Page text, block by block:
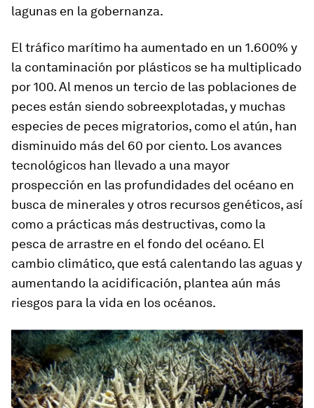
lagunas en la gobernanza.
El tráfico marítimo ha aumentado en un 1.600% y
la contaminación por plásticos se ha multiplicado
por 100. Al menos un tercio de las poblaciones de
peces están siendo sobreexplotadas, y muchas
especies de peces migratorios, como el atún, han
disminuido más del 60 por ciento. Los avances
tecnológicos han llevado a una mayor
prospección en las profundidades del océano en
busca de minerales y otros recursos genéticos, así
como a prácticas más destructivas, como la
pesca de arrastre en el fondo del océano. El
cambio climático, que está calentando las aguas y
aumentando la acidificación, plantea aún más
riesgos para la vida en los océanos.